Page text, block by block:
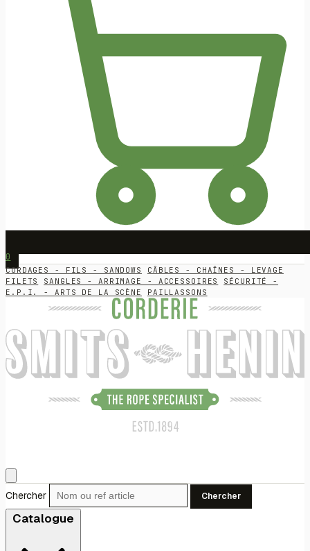
0
CORDAGES - FILS - SANDOWS
CÂBLES - CHAÎNES - LEVAGE
FILETS
SANGLES - ARRIMAGE - ACCESSOIRES
SÉCURITÉ -
E.P.I. - ARTS DE LA SCÈNE
PAILLASSONS
Chercher Chercher
Catalogue